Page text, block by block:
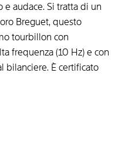
audace. Si tratta di un
Breguet, questo
tourbillon con
frequenza (10 Hz) e con
bilanciere. È certificato